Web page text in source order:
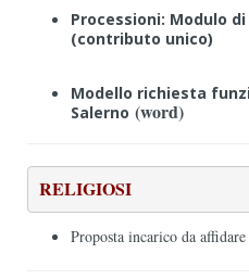
Processioni: Modulo
(contributo unico)
Modello richiesta
Salerno (word)
RELIGIOSI
Proposta incarico da